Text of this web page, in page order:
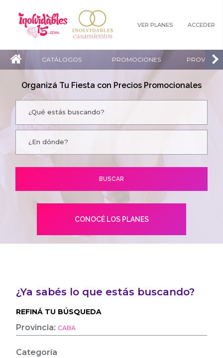
VER PLANES ACCEDER
CATÁLOGOS PROMOCIONES
Organizá Tu Fiesta con Precios Promocionales
CONOCÉ LOS PLANES
¿Ya sabés lo que estás buscando?
REFINÁ TU BÚSQUEDA
Provincia:CABA
Categoría